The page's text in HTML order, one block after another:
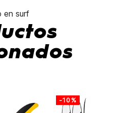
en surf
-10%